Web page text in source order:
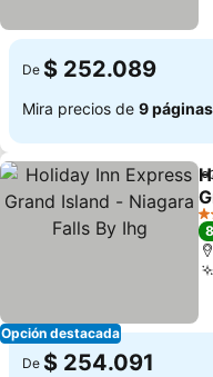
De $ 252.089
Mira precios de 9 páginas
Opción destacada
3
De $ 254.091